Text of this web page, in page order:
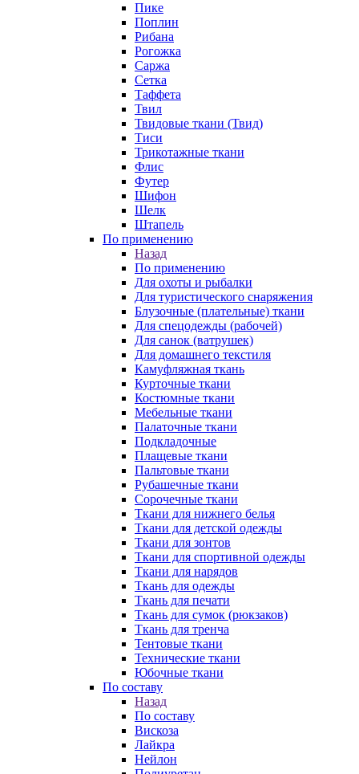
Пике
Поплин
Рибана
Рогожка
Саржа
Сетка
Таффета
Твил
Твидовые ткани (Твид)
Тиси
Трикотажные ткани
Флис
Футер
Шифон
Шелк
Штапель
По применению
Назад
По применению
Для охоты и рыбалки
Для туристического снаряжения
Блузочные (плательные) ткани
Для спецодежды (рабочей)
Для санок (ватрушек)
Для домашнего текстиля
Камуфляжная ткань
Курточные ткани
Костюмные ткани
Мебельные ткани
Палаточные ткани
Подкладочные
Плащевые ткани
Пальтовые ткани
Рубашечные ткани
Сорочечные ткани
Ткани для нижнего белья
Ткани для детской одежды
Ткани для зонтов
Ткани для спортивной одежды
Ткани для нарядов
Ткань для одежды
Ткань для печати
Ткань для сумок (рюкзаков)
Ткань для тренча
Тентовые ткани
Технические ткани
Юбочные ткани
По составу
Назад
По составу
Вискоза
Лайкра
Нейлон